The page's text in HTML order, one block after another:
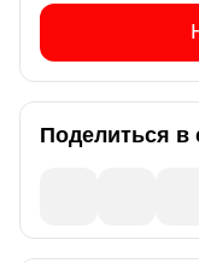
Поделиться в